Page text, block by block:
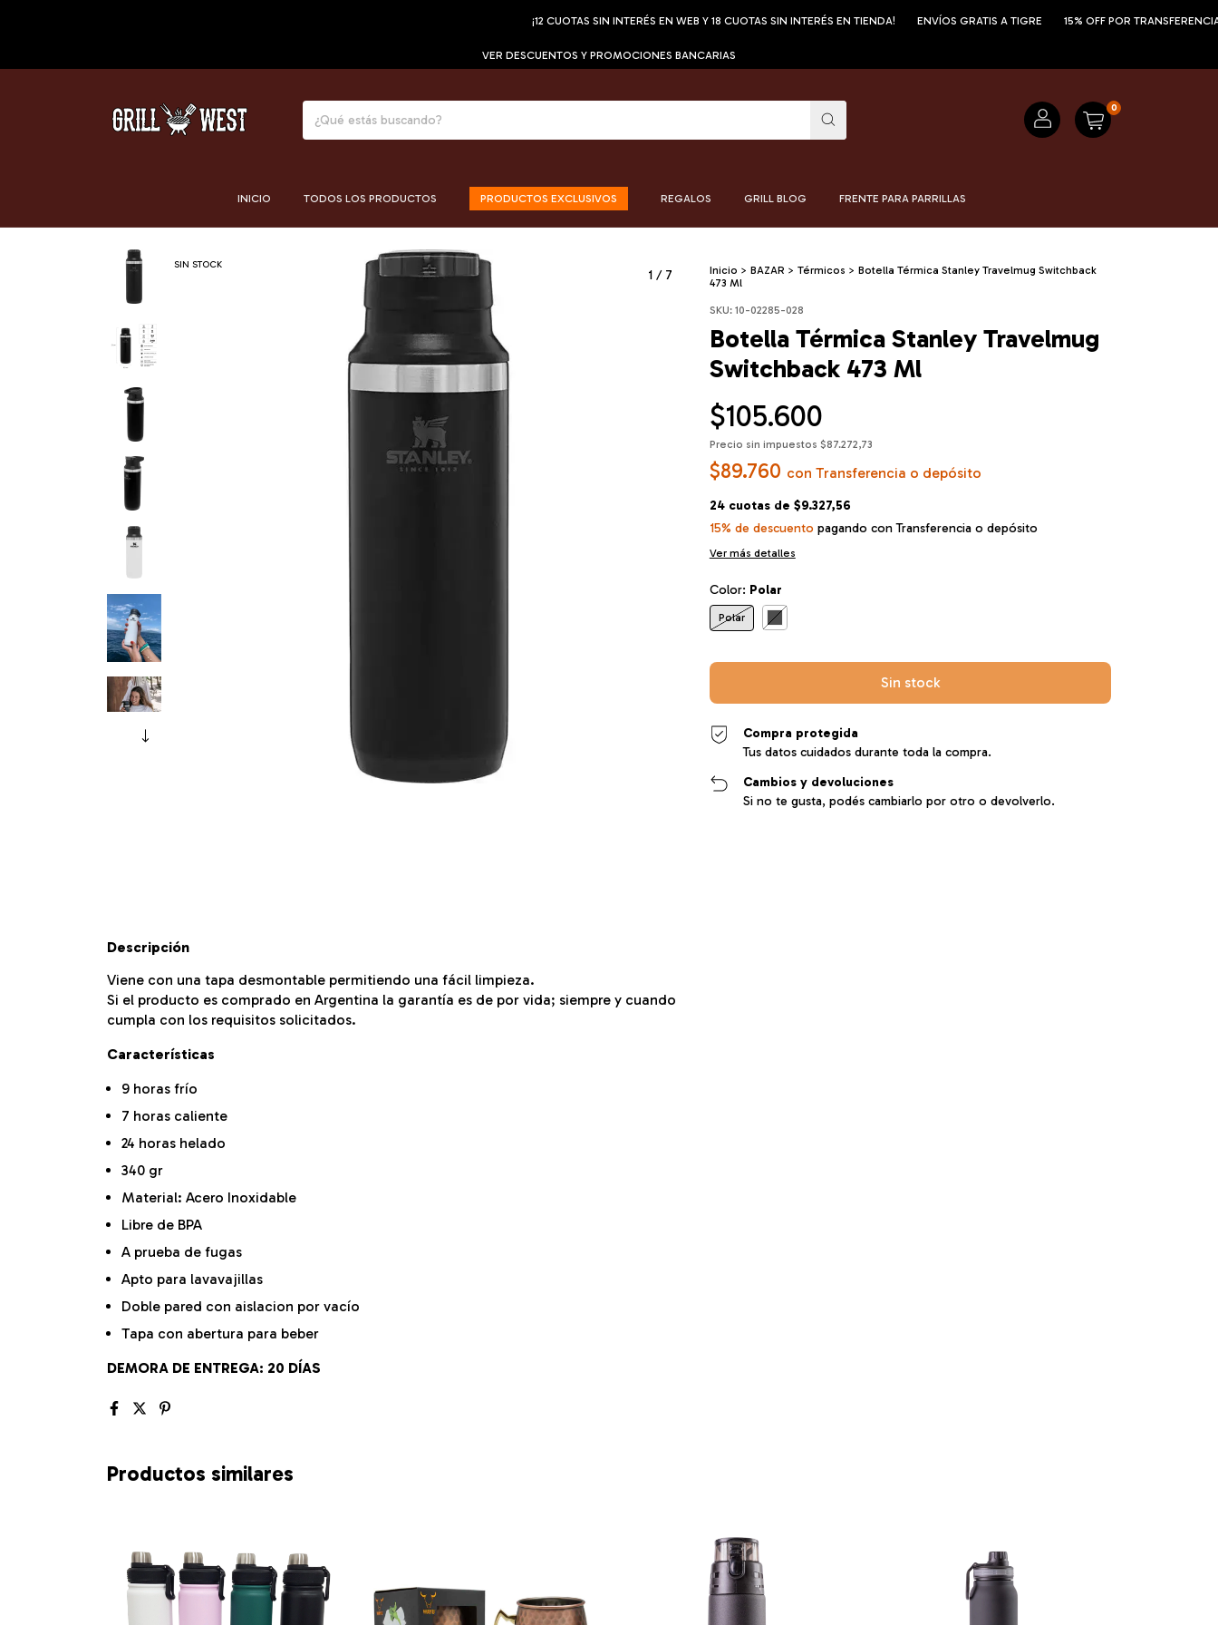
¡12 CUOTAS SIN INTERÉS EN WEB Y 18 CUOTAS SIN INTERÉS EN TIENDA! ENVÍOS GRATIS A TIGRE 15% OFF POR TRANSFERENCIA ¡12
VER DESCUENTOS Y PROMOCIONES BANCARIAS
0
INICIO TODOS LOS PRODUCTOS PRODUCTOS EXCLUSIVOS REGALOS GRILL BLOG FRENTE PARA PARRILLAS
SIN STOCK
1/ 7 Inicio > BAZAR > Térmicos > Botella Térmica Stanley Travelmug Switchback
473 Ml
SKU: 10-02285-028
Botella Térmica Stanley Travelmug
Switchback 473 Ml
$105.600
Precio sin impuestos $87.272,73
$89.760 con Transferencia o depósito
24 cuotas de $9.327,56
15% de descuento pagando con Transferencia o depósito
Ver más detalles
Color: Polar
Polar
Compra protegida
Tus datos cuidados durante toda la compra.
Cambios y devoluciones
Si no te gusta, podés cambiarlo por otro o devolverlo.
Descripción
Viene con una tapa desmontable permitiendo una fácil limpieza.
Si el producto es comprado en Argentina la garantía es de por vida; siempre y cuando
cumpla con los requisitos solicitados.
Características
9 horas frío
7 horas caliente
24 horas helado
340 gr
Material: Acero Inoxidable
Libre de BPA
A prueba de fugas
Apto para lavavajillas
Doble pared con aislacion por vacío
Tapa con abertura para beber
DEMORA DE ENTREGA: 20 DÍAS
Productos similares